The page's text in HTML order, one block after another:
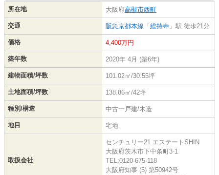
所在地 大阪府高槻市西町
交通 阪急京都本線 「 総持寺 」駅 徒歩21分
価格 4,400万円
築年数 2020年 4月 (築6年)
建物面積/坪数 101.02㎡/30.55坪
土地面積/坪数 138.86㎡/42坪
種別/構造 中古一戸建/木造
地目 宅地
取扱会社
センチュリー21 エステートSHIN
大阪府茨木市下中条町3-1
TEL:0120-675-118
大阪府知事 (5) 第50942号